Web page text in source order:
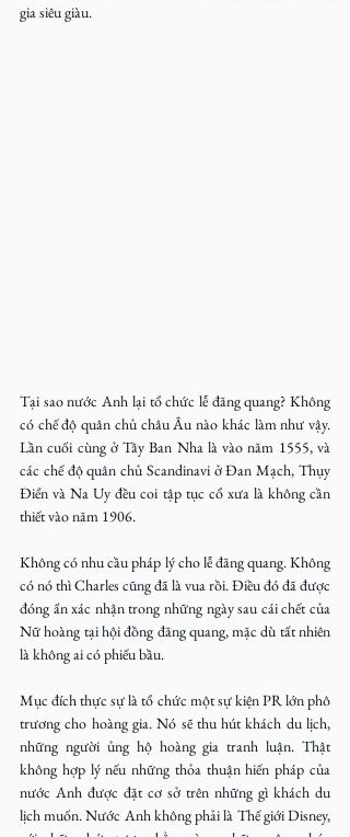
gia siêu giàu.
Tại sao nước Anh lại tổ chức lễ đăng quang? Không
có chế độ quân chủ châu Âu nào khác làm như vậy.
Lần cuối cùng ở Tây Ban Nha là vào năm 1555, và
các chế độ quân chủ Scandinavi ở Đan Mạch, Thụy
Điển và Na Uy đều coi tập tục cổ xưa là không cần
thiết vào năm 1906.
Không có nhu cầu pháp lý cho lễ đăng quang. Không
có nó thì Charles cũng đã là vua rồi. Điều đó đã được
đóng ấn xác nhận trong những ngày sau cái chết của
Nữ hoàng tại hội đồng đăng quang, mặc dù tất nhiên
là không ai có phiếu bầu.
Mục đích thực sự là tổ chức một sự kiện PR lớn phô
trương cho hoàng gia. Nó sẽ thu hút khách du lịch,
những người ủng hộ hoàng gia tranh luận. Thật
không hợp lý nếu những thỏa thuận hiến pháp của
nước Anh được đặt cơ sở trên những gì khách du
lịch muốn. Nước Anh không phải là Thế giới Disney,